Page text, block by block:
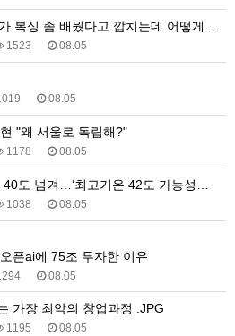
복싱 좀 배웠다고 깝치는데 어떻게 …
1523 08.05
08.05
"왜 서울로 독립해?"
1178 08.05
도 넘겨…‘최고기온 42도 가능성…
1038 08.05
픈ai에 75조 투자한 이유
08.05
가장 최악의 창업과정 .JPG
1195 08.05